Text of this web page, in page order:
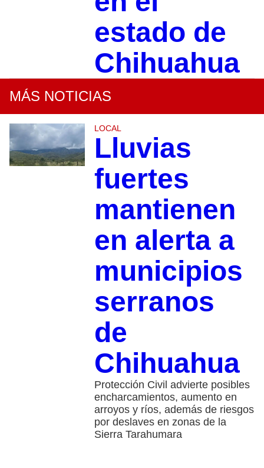
estado de
Chihuahua
MÁS NOTICIAS
LOCAL
Lluvias
fuertes
mantienen
en alerta a
municipios
serranos
de
Chihuahua
Protección Civil advierte posibles
encharcamientos, aumento en
arroyos y ríos, además de riesgos
por deslaves en zonas de la
Sierra Tarahumara